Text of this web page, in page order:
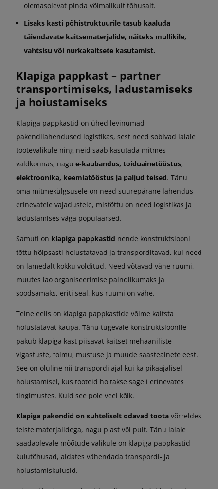
olemasolevat pinda võimalikult tõhusalt.
Lisaks kasti põhistruktuurile tasub kaaluda
täiendavate kaitsematerjalide, näiteks mullikile,
vahtsisu või nurkakaitsete kasutamist.
Klapiga pappkast – partner
transportimiseks, ladustamiseks
ja hoiustamiseks
Klapiga pappkastid on ühed levinumad
pakendilahendused logistikas, sest need sobivad laiale
tootevalikule ning neid saab kasutada mitmes
valdkonnas, nagu e-kaubandus, toiduainetööstus,
elektroonika, keemiatööstus ja paljud teised. Tänu
oma mitmekülgsusele on need suurepärane lahendus
erinevatele vajadustele, mistõttu on need logistikas ja
ladustamises väga populaarsed.
Samuti on klapiga pappkastid nende konstruktsiooni
tõttu hõlpsasti hoiustatavad ja transporditavad, kui need
on lamedalt kokku volditud. Need võtavad vähe ruumi,
muutes lao organiseerimise paindlikumaks ja
soodsamaks, eriti seal, kus ruumi on vähe.
Teine eelis on klapiga pappkastide võime kaitsta
hoiustatavat kaupa. Tänu tugevale konstruktsioonile
pakub klapiga kast piisavat kaitset mehaaniliste
vigastuste, tolmu, mustuse ja muude saasteainete eest.
See on oluline nii transpordi ajal kui ka pikaajalisel
hoiustamisel, kus tooteid hoitakse sageli erinevates
tingimustes. Kuid see pole veel kõik.
Klapiga pakendid on suhteliselt odavad toota võrreldes
teiste materjalidega, nagu plast või puit. Tänu laiale
saadaolevale mõõtude valikule on klapiga pappkastid
kulutõhusad, aidates vähendada transpordi- ja
hoiustamiskulusid.